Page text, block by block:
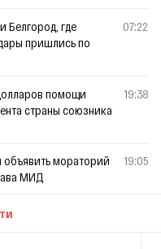
Белгород, где
пришлись по
07:22
помощи
страны союзника
19:38
мораторий
МИД
19:05